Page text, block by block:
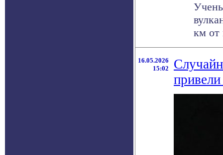
км от
16.05.2026
15:02